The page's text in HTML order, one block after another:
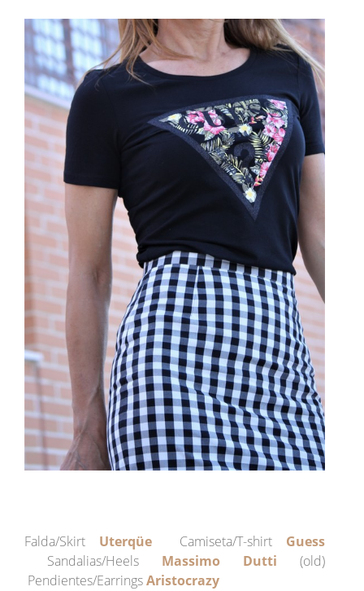
Falda/Skirt Uterqüe Camiseta/T-shirt Guess
Sandalias/Heels Massimo Dutti
(old)
Pendientes/EarringsAristocrazy